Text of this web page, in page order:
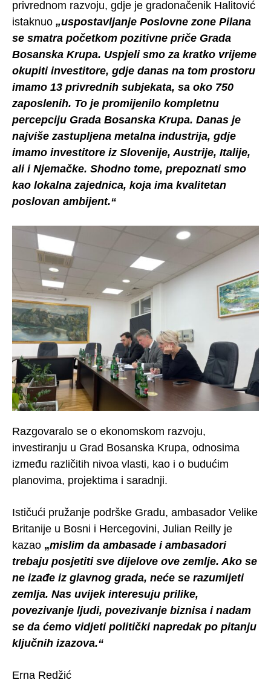
privrednom razvoju, gdje je gradonačenik Halitović
istaknuo „uspostavljanje Poslovne zone Pilana
se smatra početkom pozitivne priče Grada
Bosanska Krupa. Uspjeli smo za kratko vrijeme
okupiti investitore, gdje danas na tom prostoru
imamo 13 privrednih subjekata, sa oko 750
zaposlenih. To je promijenilo kompletnu
percepciju Grada Bosanska Krupa. Danas je
najviše zastupljena metalna industrija, gdje
imamo investitore iz Slovenije, Austrije, Italije,
ali i Njemačke. Shodno tome, prepoznati smo
kao lokalna zajednica, koja ima kvalitetan
poslovan ambijent.“
Razgovaralo se o ekonomskom razvoju,
investiranju u Grad Bosanska Krupa, odnosima
između različitih nivoa vlasti, kao i o budućim
planovima, projektima i saradnji.
Ističući pružanje podrške Gradu, ambasador Velike
Britanije u Bosni i Hercegovini, Julian Reilly je
kazao „mislim da ambasade i ambasadori
trebaju posjetiti sve dijelove ove zemlje. Ako se
ne izađe iz glavnog grada, neće se razumijeti
zemlja. Nas uvijek interesuju prilike,
povezivanje ljudi, povezivanje biznisa i nadam
se da ćemo vidjeti politički napredak po pitanju
ključnih izazova.“
Erna Redžić